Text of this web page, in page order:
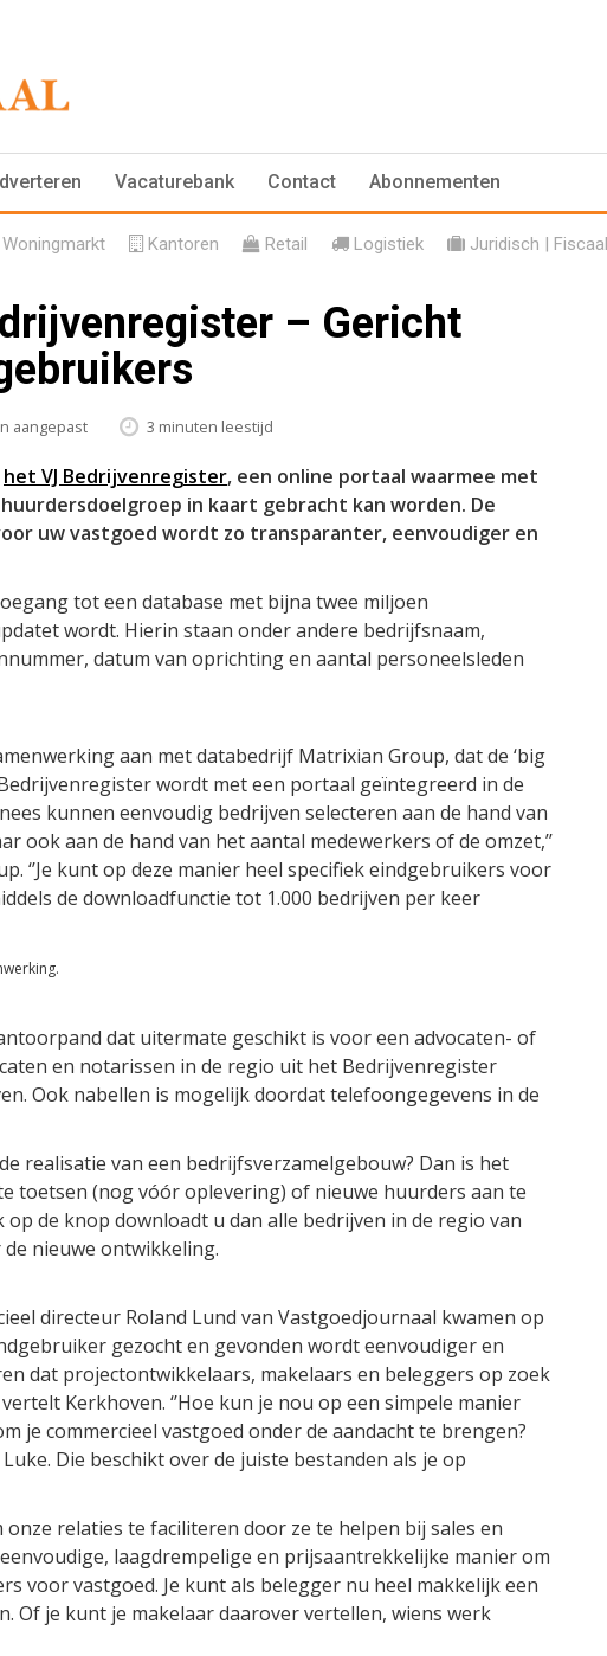
Vacaturebank Contact Abonnementen
Woningmarkt Kantoren Retail Logistiek Juridisch | Fiscaal
– Gericht
aangepast 3 minuten leestijd
het VJ Bedrijvenregister, een online portaal waarmee met
in kaart gebracht kan worden. De
uw vastgoed wordt zo transparanter, eenvoudiger en
tot een database met bijna twee miljoen
wordt. Hierin staan onder andere bedrijfsnaam,
datum van oprichting en aantal personeelsleden
aan met databedrijf Matrixian Group, dat de ‘big
wordt met een portaal geïntegreerd in de
kunnen eenvoudig bedrijven selecteren aan de hand van
ook aan de hand van het aantal medewerkers of de omzet,’’
‘’Je kunt op deze manier heel specifiek eindgebruikers voor
de downloadfunctie tot 1.000 bedrijven per keer
dat uitermate geschikt is voor een advocaten- of
en notarissen in de regio uit het Bedrijvenregister
Ook nabellen is mogelijk doordat telefoongegevens in de
realisatie van een bedrijfsverzamelgebouw? Dan is het
toetsen (nog vóór oplevering) of nieuwe huurders aan te
de knop downloadt u dan alle bedrijven in de regio van
nieuwe ontwikkeling.
directeur Roland Lund van Vastgoedjournaal kwamen op
gezocht en gevonden wordt eenvoudiger en
dat projectontwikkelaars, makelaars en beleggers op zoek
Kerkhoven. ‘’Hoe kun je nou op een simpele manier
je commercieel vastgoed onder de aandacht te brengen?
Die beschikt over de juiste bestanden als je op
onze relaties te faciliteren door ze te helpen bij sales en
eenvoudige, laagdrempelige en prijsaantrekkelijke manier om
voor vastgoed. Je kunt als belegger nu heel makkelijk een
Of je kunt je makelaar daarover vertellen, wiens werk